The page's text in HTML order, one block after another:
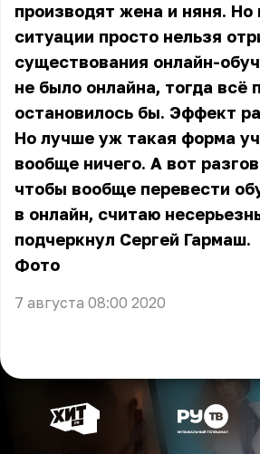
производят жена и няня.
ситуации просто нельзя
существования онлайн-
не было онлайна, тогда всё
остановилось бы. Эффект
Но лучше уж такая форма
вообще ничего. А вот
чтобы вообще перевести
в онлайн, считаю
подчеркнул Сергей Гармаш.
Фото
7 августа 08:00 2020